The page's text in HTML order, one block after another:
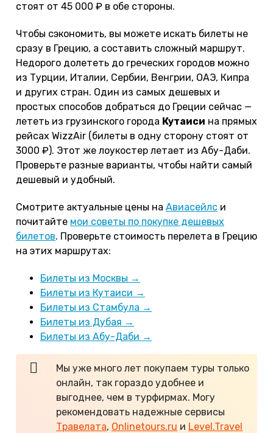
стоят от 45 000 ₽ в обе стороны.
Чтобы сэкономить, вы можете искать билеты не
сразу в Грецию, а составить сложный маршрут.
Недорого долететь до греческих городов можно
из Турции, Италии, Сербии, Венгрии, ОАЭ, Кипра
и других стран. Один из самых дешевых и
простых способов добраться до Греции сейчас —
лететь из грузинского города Кутаиси на прямых
рейсах WizzAir (билеты в одну сторону стоят от
3000 ₽). Этот же лоукостер летает из Абу-Даби.
Проверьте разные варианты, чтобы найти самый
дешевый и удобный.
Смотрите актуальные цены на Авиасейлс и
почитайте мои советы по покупке дешевых
билетов. Проверьте стоимость перелета в Грецию
на этих маршрутах:
Билеты из Москвы →
Билеты из Кутаиси →
Билеты из Стамбула →
Билеты из Дубая →
Билеты из Абу-Даби →
Мы уже много лет покупаем туры только
онлайн, так гораздо удобнее и
выгоднее, чем в турфирмах. Могу
рекомендовать надежные сервисы
Травелата, Onlinetours.ru и Level.Travel